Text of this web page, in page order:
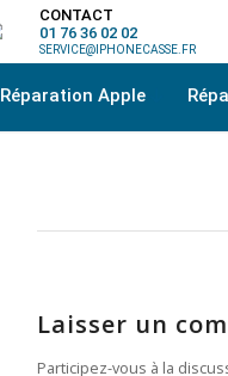
CONTACT
01 76 36 02 02
SERVICE@IPHONECASSE.FR
Réparation Apple
Laisser un
Participez-vous à la